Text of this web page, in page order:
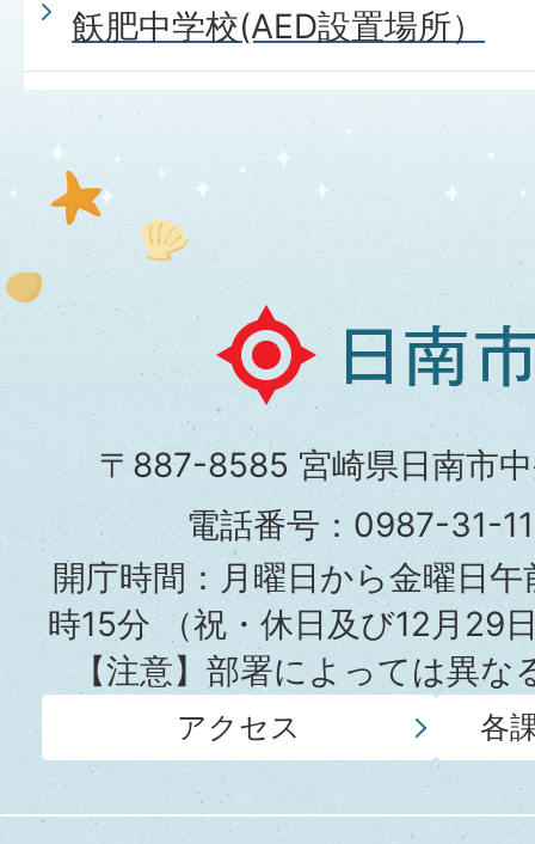
飫肥中学校(AED設置場所）
日
南
市
役
所
〒887-8585 宮崎県日南市
電話番号：0987-31-
開庁時間：月曜日から金曜日
時15分（祝・休日及び12月29
【注意】部署によっては異
アクセス 各